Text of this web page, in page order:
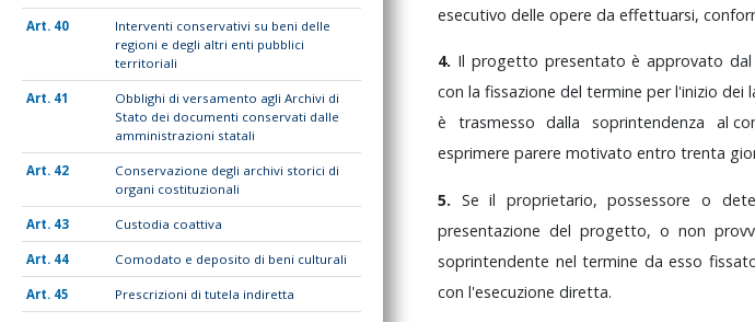
40
Interventi conservativi su beni delle
regioni e degli altri enti pubblici
territoriali
41
Obblighi di versamento agli Archivi di
Stato dei documenti conservati dalle
amministrazioni statali
42
Conservazione degli archivi storici di
organi costituzionali
43 Custodia coattiva
44 Comodato e deposito di beni culturali
45 Prescrizioni di tutela indiretta
esecutivo delle opere da effettuarsi,
4. Il progetto presentatoèapprovatodal
con la fissazione del termine perl'inizio dei
è trasmessodallasoprintendenza al
esprimere parere motivato entro trenta
5. Seil proprietario,possessore o
presentazione del progetto, o non
soprintendente neltermine daesso
con l'esecuzione diretta.